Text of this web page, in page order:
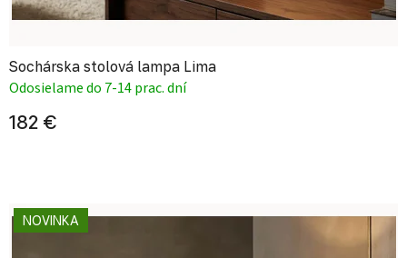
Sochárska stolová lampa Lima
Odosielame do 7-14 prac. dní
182 €
NOVINKA